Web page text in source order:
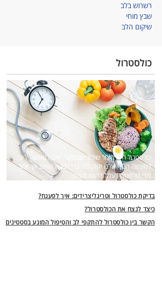
רשרוש בלב
שבץ מוחי
שיקום הלב
כולסטרול
כולסטרול הינו חומר שומני שבמקור, אינו למעשה 'רע'.
למעשה הגוף שלנו זקוק לזה כדי לבנות תאים, אך יותר
מדי כולסטרול עלול להוות בעיה.
בדיקת כולסטרול וטריגליצרידים: איך לפענח?
כיצד לנצח את הכולסטרול?
הקשר בין כולסטרול להתקפי לב והטיפול המונע בסטטינים